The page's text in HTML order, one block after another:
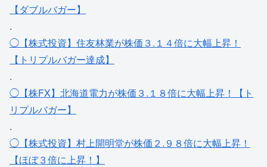
【ダブルバガー】
.
◯【株式投資】住友林業が株価３.１４倍に大幅上昇！
【トリプルバガー達成】
.
◯【株FX】北海道電力が株価３.１８倍に大幅上昇！【ト
リプルバガー】
.
◯【株式投資】村上開明堂が株価２.９８倍に大幅上昇！
【ほぼ３倍に上昇！】